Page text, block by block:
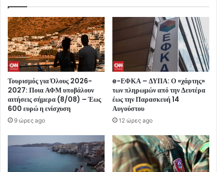
Τουρισμός για Όλους 2026-
2027: Ποια ΑΦΜ υποβάλουν
αιτήσεις σήμερα (8/08) – Έως
600 ευρώ η ενίσχυση
9 ώρες ago
e-ΕΦΚΑ – ΔΥΠΑ: Ο «χάρτης»
των πληρωμών από την Δευτέρα
έως την Παρασκευή 14
Αυγούστου
12 ώρες ago